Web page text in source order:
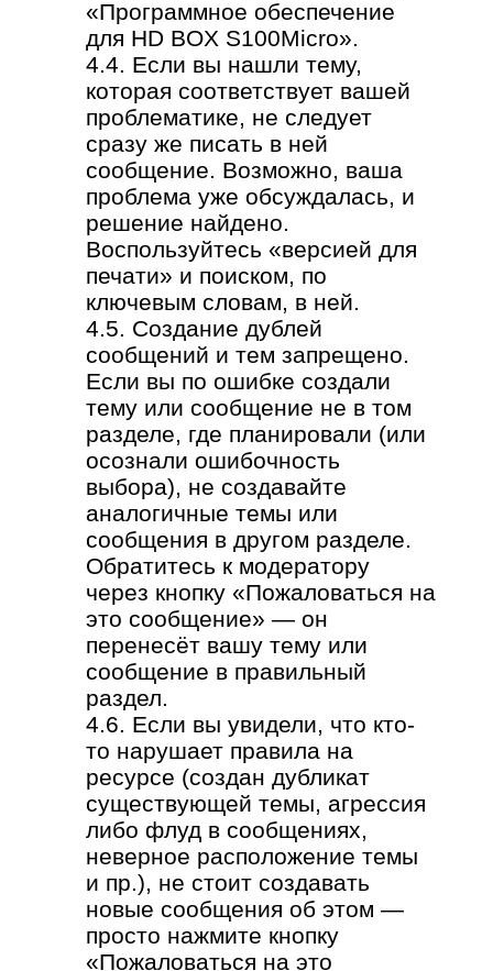
«Программное обеспечение
для HD BOX S100Micro».
4.4. Если вы нашли тему,
которая соответствует вашей
проблематике, не следует
сразу же писать в ней
сообщение. Возможно, ваша
проблема уже обсуждалась, и
решение найдено.
Воспользуйтесь «версией для
печати» и поиском, по
ключевым словам, в ней.
4.5. Создание дублей
сообщений и тем запрещено.
Если вы по ошибке создали
тему или сообщение не в том
разделе, где планировали (или
осознали ошибочность
выбора), не создавайте
аналогичные темы или
сообщения в другом разделе.
Обратитесь к модератору
через кнопку «Пожаловаться на
это сообщение» — он
перенесёт вашу тему или
сообщение в правильный
раздел.
4.6. Если вы увидели, что кто-
то нарушает правила на
ресурсе (создан дубликат
существующей темы, агрессия
либо флуд в сообщениях,
неверное расположение темы
и пр.), не стоит создавать
новые сообщения об этом —
просто нажмите кнопку
«Пожаловаться на это